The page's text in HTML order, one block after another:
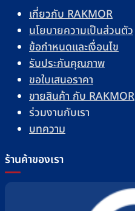
เกี่ยวกับ RAKMOR
นโยบายความเป็นส่วนตัว
ข้อกำหนดและเงื่อนไข
รับประกันคุณภาพ
ขอใบเสนอราคา
ขายสินค้า กับ RAKMOR
ร่วมงานกับเรา
บทความ
ร้านค้าของเรา